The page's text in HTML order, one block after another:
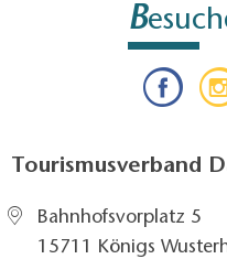
B
Tourismusverband
Bahnhofsvorplatz 5​
15711 Königs